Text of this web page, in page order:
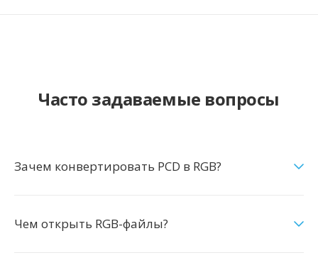
Часто задаваемые вопросы
Зачем конвертировать PCD в RGB?
Чем открыть RGB-файлы?